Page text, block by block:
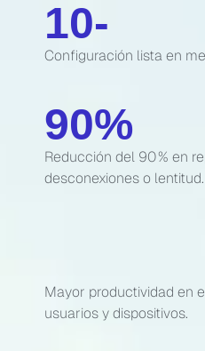
Configuración lista en
10-
Reducción del 90 % en
desconexiones o lentitud.
90%
Mayor productividad en
usuarios y dispositivos.